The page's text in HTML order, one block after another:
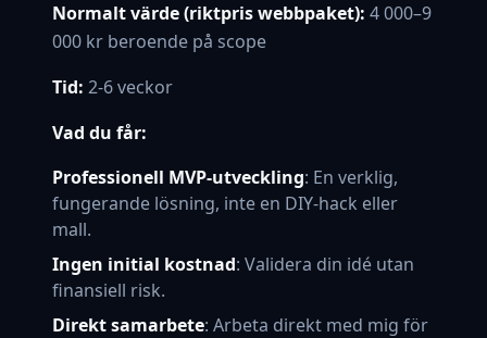
Normalt värde (riktpris webbpaket): 4 000–9
000 kr beroende på scope
Tid: 2-6 veckor
Vad du får:
Professionell MVP-utveckling: En verklig,
fungerande lösning, inte en DIY-hack eller
mall.
Ingen initial kostnad: Validera din idé utan
finansiell risk.
Direkt samarbete: Arbeta direkt med mig för